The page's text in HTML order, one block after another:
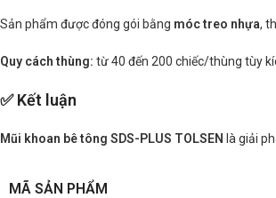
Sản phẩm được đóng gói bằng móc treo nhựa,
Quy cách thùng: từ 40 đến 200 chiếc/thùng tùy
✅ Kết luận
Mũi khoan bê tông SDS-PLUS TOLSEN là giải
MÃ SẢN PHẨM